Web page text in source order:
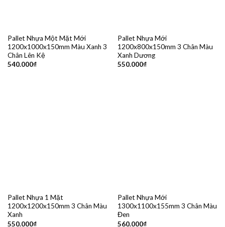
Pallet Nhựa Một Mặt Mới
1200x1000x150mm Màu Xanh 3
Chân Lên Kệ
540.000₫
Pallet Nhựa Mới
1200x800x150mm 3 Chân Màu
Xanh Dương
550.000₫
Pallet Nhựa 1 Mặt
1200x1200x150mm 3 Chân Màu
Xanh
550.000₫
Pallet Nhựa Mới
1300x1100x155mm 3 Chân Màu
Đen
560.000₫